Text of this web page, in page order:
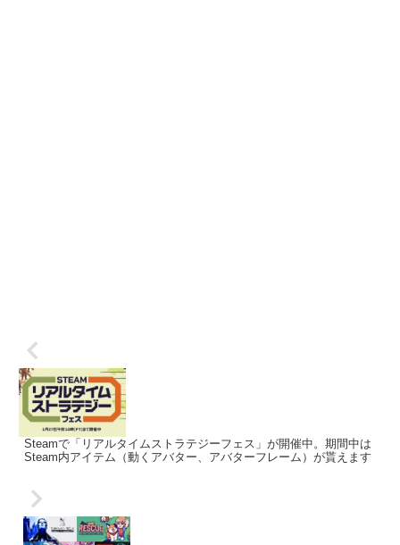
Steamで「リアルタイムストラテジーフェス」が開催中。期間中は
Steam内アイテム（動くアバター、アバターフレーム）が貰えます